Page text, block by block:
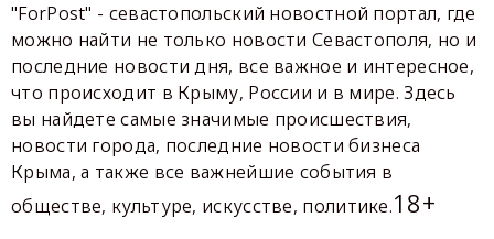
"ForPost" - севастопольский новостной портал, где
можно найти не только новости Севастополя, но и
последние новости дня, все важное и интересное,
что происходит в Крыму, России и в мире. Здесь
вы найдете самые значимые происшествия,
новости города, последние новости бизнеса
Крыма, а также все важнейшие события в
обществе, культуре, искусстве, политике.18+